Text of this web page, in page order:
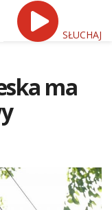
SŁUCHAJ
ma